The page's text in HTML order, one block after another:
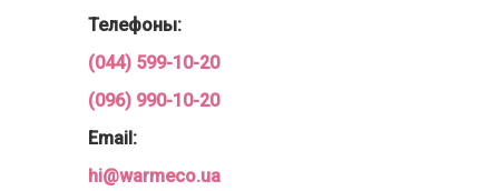
Телефоны:
(044) 599-10-20
(096) 990-10-20
Email:
hi@warmeco.ua